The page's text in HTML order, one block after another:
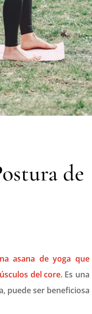
de
asana de yoga que
del core. Es una
puede ser beneficiosa